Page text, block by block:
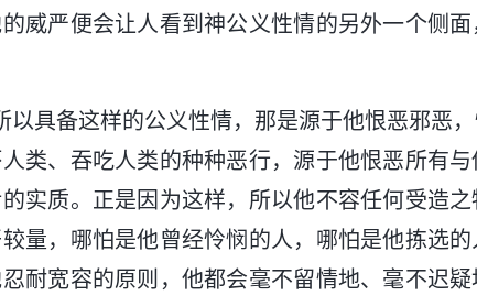
威严便会让人看到神公义性情的另外一个侧
具备这样的公义性情，那是源于他恨恶邪恶，
类、吞吃人类的种种恶行，源于他恨恶所有
实质。正是因为这样，所以他不容任何受造
量，哪怕是他曾经怜悯的人，哪怕是他拣选
耐宽容的原则，他都会毫不留情地、毫不迟